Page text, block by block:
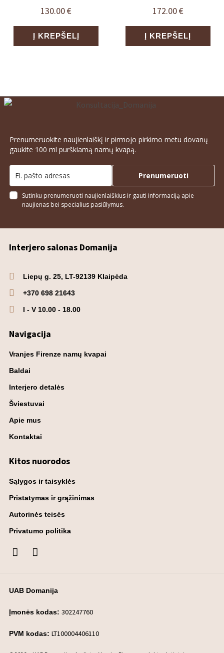
130.00€
Į KREPŠELĮ
172.00€
Į KREPŠELĮ
Prenumeruokite naujienlaiškį ir pirmojo pirkimo metu dovanų
gaukite 100 ml purškiamą namų kvapą.
Sutinku prenumeruoti naujienlaiškius ir gauti informaciją apie
naujienas bei specialius pasiūlymus.
Prenumeruoti
Interjero salonas Domanija
Liepų g. 25, LT-92139 Klaipėda
+370 698 21643
I - V 10.00 - 18.00
Navigacija
Vranjes Firenze namų kvapai
Baldai
Interjero detalės
Šviestuvai
Apie mus
Kontaktai
Kitos nuorodos
Sąlygos ir taisyklės
Pristatymas ir grąžinimas
Autorinės teisės
Privatumo politika
UAB Domanija
Įmonės kodas:302247760
PVM kodas:LT100004406110